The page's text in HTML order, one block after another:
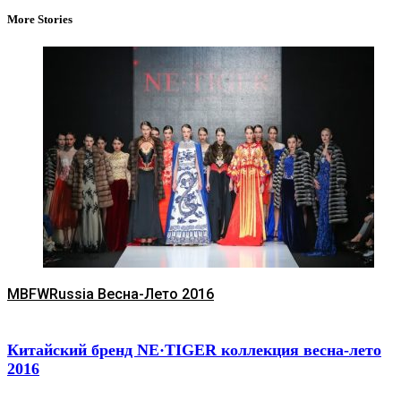
More Stories
MBFWRussia Весна-Лето 2016
Китайский бренд NE·TIGER коллекция весна-лето
2016